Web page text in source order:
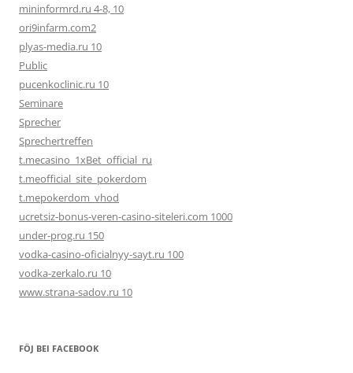
mininformrd.ru 4-8, 10
ori9infarm.com2
plyas-media.ru 10
Public
pucenkoclinic.ru 10
Seminare
Sprecher
Sprechertreffen
t.mecasino_1xBet_official_ru
t.meofficial_site_pokerdom
t.mepokerdom_vhod
ucretsiz-bonus-veren-casino-siteleri.com 1000
under-prog.ru 150
vodka-casino-oficialnyy-sayt.ru 100
vodka-zerkalo.ru 10
www.strana-sadov.ru 10
FÖJ BEI FACEBOOK